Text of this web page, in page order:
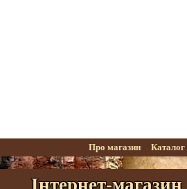
Про магазин Каталог
Інтернет-